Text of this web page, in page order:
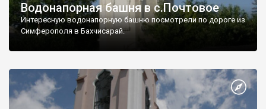
Водонапорная башня в с.Почтовое
Интересную водонапорную башню посмотрели по дороге из
Симферополя в Бахчисарай.